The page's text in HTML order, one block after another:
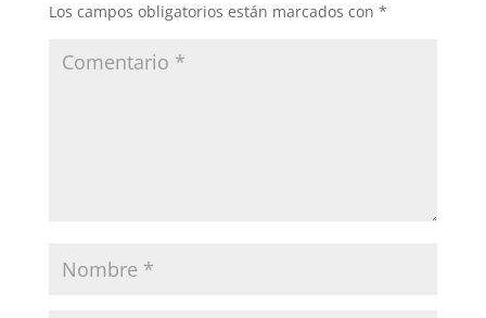
Los campos obligatorios están marcados con *